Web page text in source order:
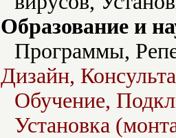
Образование и
Программы,
Дизайн,
Обучение,
Установка